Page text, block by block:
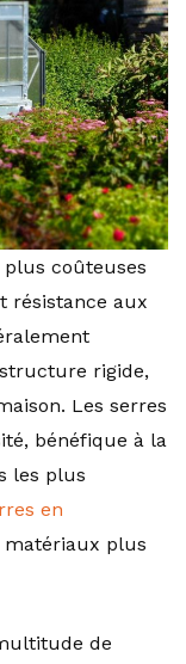
coûteuses
résistance aux
rigide,
Les serres
bénéfique à la
les plus
en
matériaux plus
de